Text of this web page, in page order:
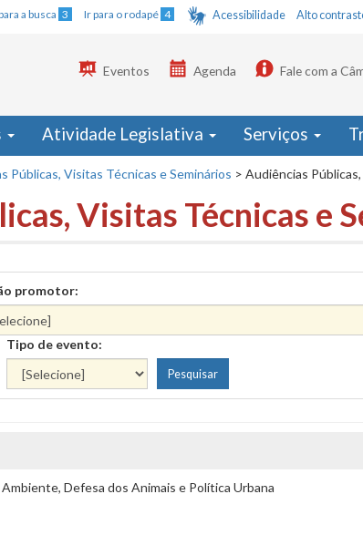
a busca 3 Ir para o rodapé 4 Acessibilidade Alto
Eventos Agenda Fale com a
Atividade Legislativa Serviços
Públicas, Visitas Técnicas e Seminários > Audiências
Visitas Técnicas e
promotor:
Tipo de evento:
Defesa dos Animais e Política Urbana